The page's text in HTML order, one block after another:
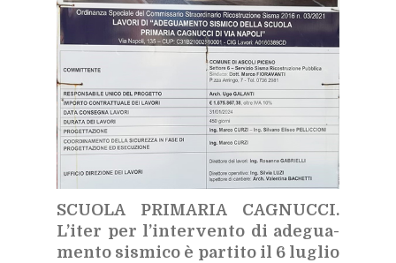
SCUO­LA PRI­MA­RIA CA­GNUC­CI.
L’i­ter per l’in­ter­ven­to di ade­gua­
men­to si­smi­co è par­ti­to il 6 lu­glio